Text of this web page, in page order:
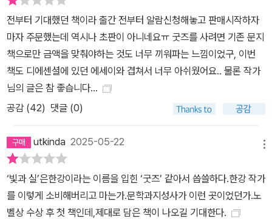
전부터 기대했던 책이라 출간 전부터 알람신청해놓고 판매시작하자
마자 주문했는데 역시나 초판이 아니네요ㅠ 굿즈를 사려면 기존 문지
책으로만 금액을 맞춰야하는 것도 너무 끼워파는 느낌이었구, 이번
책도 디에센셜에 있던 에세이와 겹쳐서 너무 아쉬웠어요.. 물론 작가
님의 글은 참 좋습니다...
공감 (42) 댓글 (0)
utkinda 2025-05-22
‘빛과 실’은한강이라는 이름을 입힌 ‘굿즈’ 같아서 씁쓸하다.한강 작가
를 이렇게 소비해버리고 마는가.문학과지성사가 이런 곳이었던가.노
벨상 수상 후 첫 책인데,제대로 담은 책이 나오길 기대한다.